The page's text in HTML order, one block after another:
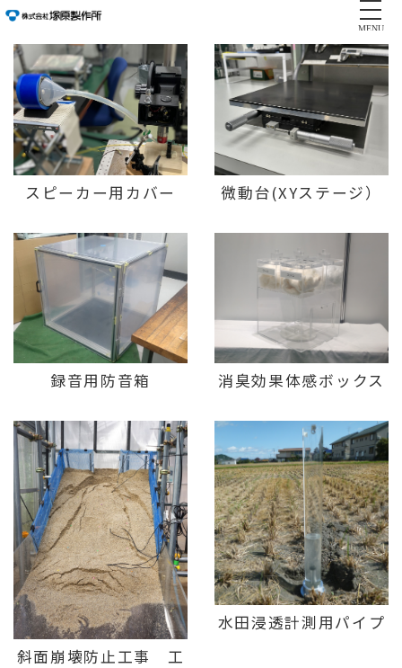
MENU
スピーカー用カバー 微動台(XYステージ）
録音用防音箱 消臭効果体感ボックス
斜面崩壊防止工事 工
水田浸透計測用パイプ